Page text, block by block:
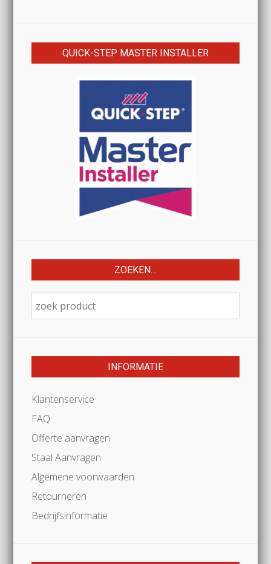
QUICK-STEP MASTER INSTALLER
ZOEKEN…
INFORMATIE
Klantenservice
FAQ
Offerte aanvragen
Staal Aanvragen
Algemene voorwaarden
Retourneren
Bedrijfsinformatie